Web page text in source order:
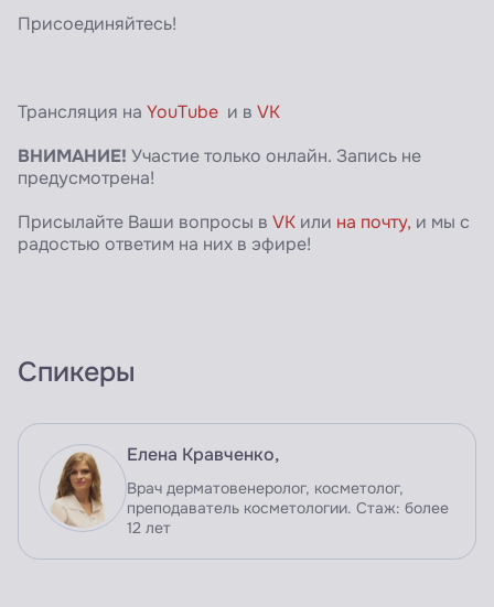
Присоединяйтесь!
Трансляция на YouTube и в VK
ВНИМАНИЕ! Участие только онлайн. Запись не
предусмотрена!
Присылайте Ваши вопросы в VK или на почту, и мы с
радостью ответим на них в эфире!
Спикеры
Елена Кравченко,
Врач дерматовенеролог, косметолог,
преподаватель косметологии. Стаж: более
12 лет